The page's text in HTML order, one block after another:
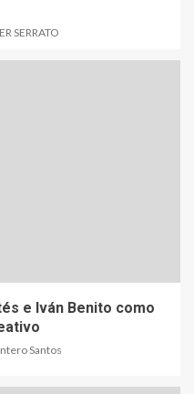
SERRATO
e Iván Benito como
Santos